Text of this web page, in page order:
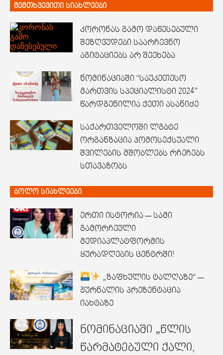
შემთხვევითი სიახლეები
კორონას გამო დაწესებული
შეზღვუდები საარჩევნო
აგიტაციებს არ შეეხება
ნომინაციაში “საუკეთესო
მართვის სპეციალისტი 2024”
წარდგენილია ქეთი ასანიძე
საქართველოში ლგბტე
ორგანზაცია ჰომოსექსუალი
შვილების მშობლებს რჩეჩებს
სთავაზობს
ბოლო სიახლეები
ერთი ისტორია — სამი
გამორჩეული
მედიაპლატფორმის
ყურადღების ცენტრში!
„ზაფხულის ტალღაზე“ —
ჟურნალის პრეზენტაცია
იახტაზე
ნომინაციაში „წლის
წარმატებული ქალი,